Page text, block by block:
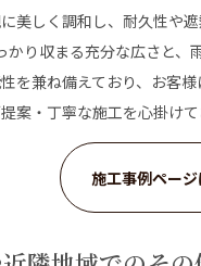
美しく調和し、耐久性や
かり収まる充分な広さと、
を兼ね備えており、お客
案・丁寧な施工を心掛けて
施工事例ペー